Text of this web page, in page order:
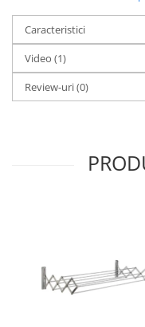
Caracteristici
Video (1)
Review-uri(0)